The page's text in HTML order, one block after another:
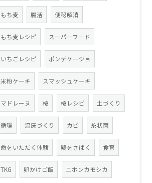
もち麦 腸活 便秘解消
もち麦レシピ スーパーフード
いちごレシピ ポンデケージョ
米粉ケーキ スマッシュケーキ
マドレーヌ 桜 桜レシピ 土づくり
循環 温床づくり カビ 糸状菌
命をいただく体験 鶏をさばく 食育
TKG 卵かけご飯 ニホンカモシカ